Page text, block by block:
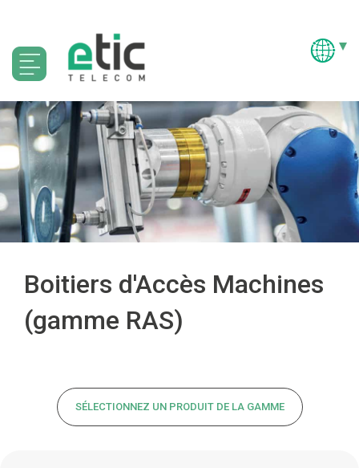
Boitiers d'Accès Machines
(gamme RAS)
SÉLECTIONNEZ UN PRODUIT DE LA GAMME